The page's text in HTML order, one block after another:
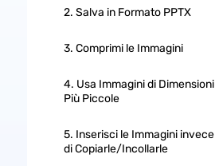
2. Salva in Formato PPTX
3. Comprimi le Immagini
4. Usa Immagini di Dimensioni
Più Piccole
5. Inserisci le Immagini invece
di Copiarle/Incollarle